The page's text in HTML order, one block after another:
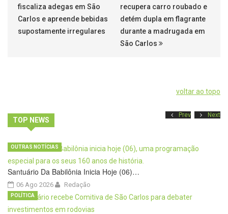
fiscaliza adegas em São
Carlos e apreende bebidas
supostamente irregulares
recupera carro roubado e
detém dupla em flagrante
durante a madrugada em
São Carlos
voltar ao topo
TOP NEWS
Prev Next
Santuário Da Babilônia Inicia Hoje (06)…
06 Ago 2026
OUTRAS NOTÍCIAS
Redação
POLÍTICA